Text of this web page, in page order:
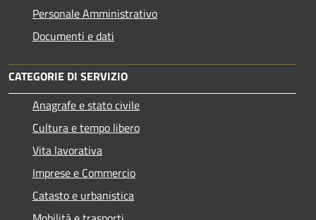
Personale Amministrativo
Documenti e dati
CATEGORIE DI SERVIZIO
Anagrafe e stato civile
Cultura e tempo libero
Vita lavorativa
Imprese e Commercio
Catasto e urbanistica